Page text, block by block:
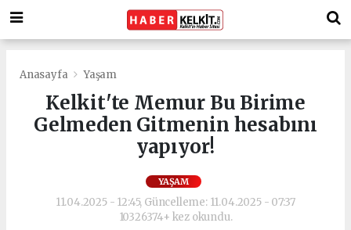
Anasayfa Yaşam
Kelkit'te Memur Bu Birime
Gelmeden Gitmenin hesabını
yapıyor!
YAŞAM
11.04.2025 - 12:45, Güncelleme: 11.04.2025 - 07:37
10326374+ kez okundu.